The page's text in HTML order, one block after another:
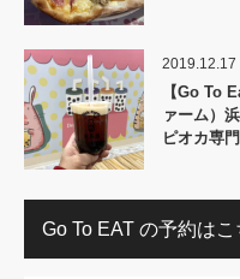
2019.12.17
【Go To
ァーム）
ピオカ専
Go To EAT の予約はこ